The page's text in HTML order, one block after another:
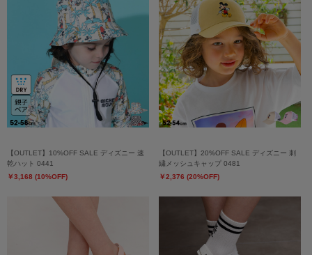
【OUTLET】10%OFF SALE ディズニー 速
乾ハット 0441
￥3,168 (10%OFF)
【OUTLET】20%OFF SALE ディズニー 刺
繍メッシュキャップ 0481
￥2,376 (20%OFF)